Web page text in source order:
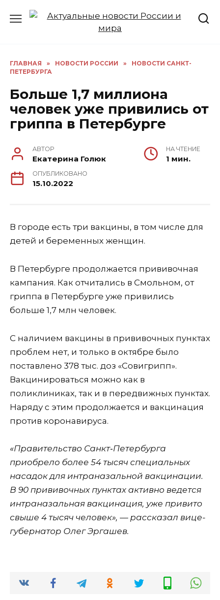
ГЛАВНАЯ » НОВОСТИ РОССИИ »
НОВОСТИ САНКТ-
ПЕТЕРБУРГА
Больше 1,7 миллиона
человек уже привились от
гриппа в Петербурге
АВТОР
Екатерина Голюк
НА ЧТЕНИЕ
1 мин.
ОПУБЛИКОВАНО
15.10.2022
В городе есть три вакцины, в том числе для
детей и беременных женщин.
В Петербурге продолжается прививочная
кампания. Как отчитались в Смольном, от
гриппа в Петербурге уже привились
больше 1,7 млн человек.
С наличием вакцины в прививочных пунктах
проблем нет, и только в октябре было
поставлено 378 тыс. доз «Совигрипп».
Вакцинироваться можно как в
поликлиниках, так и в передвижных пунктах.
Наряду с этим продолжается и вакцинация
против коронавируса.
«Правительство Санкт‑Петербурга
приобрело более 54 тысяч специальных
насадок для интраназальной вакцинации.
В 90 прививочных пунктах активно ведется
интраназальная вакцинация, уже привито
свыше 4 тысяч человек», — рассказал вице-
губернатор Олег Эргашев.